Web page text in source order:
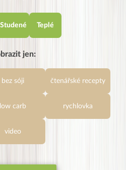
Studené Teplé
jen:
bez sóji čtenářské recepty
low carb rychlovka
video